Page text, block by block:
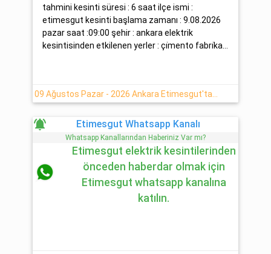
tahmini kesinti süresi : 6 saat ilçe ismi :
etimesgut kesinti başlama zamanı : 9.08.2026
pazar saat :09:00 şehir : ankara elektrik
kesintisinden etkilenen yerler : çi̇mento fabri̇ka...
notifications_active Etimesgut Whatsapp Kanalı
Whatsapp Kanallarından Haberiniz Var mı?
Etimesgut elektrik kesintilerinden
önceden haberdar olmak için
Etimesgut whatsapp kanalına
katılın.